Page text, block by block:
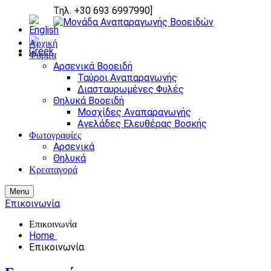
Τηλ. +30 693 6997990]
Αρχική
Φάρμα
Αρσενικά Βοοειδή
Ταύροι Αναπαραγωγής
Διασταυρωμένες Φυλές
Θηλυκά Βοοειδή
Μοσχίδες Αναπαραγωγής
Αγελάδες Ελευθέρας Βοσκής
Φωτογραφίες
Αρσενικά
Θηλυκά
Κρεαταγορά
Menu
Επικοινωνία
Επικοινωνία
Home
Επικοινωνία